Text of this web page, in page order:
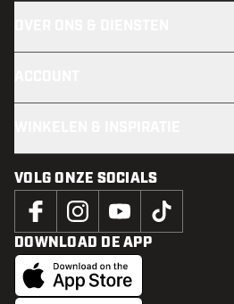
VOLG ONZE SOCIALS
DOWNLOAD DE APP